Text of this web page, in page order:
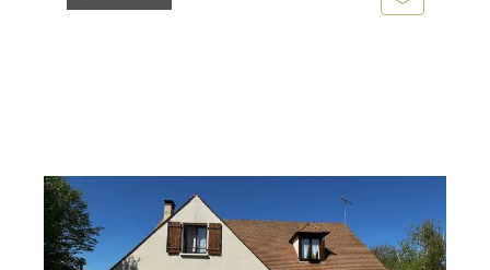
BOISSISE LE ROI 77
130 m
, 7 pièces
Ref : 3057